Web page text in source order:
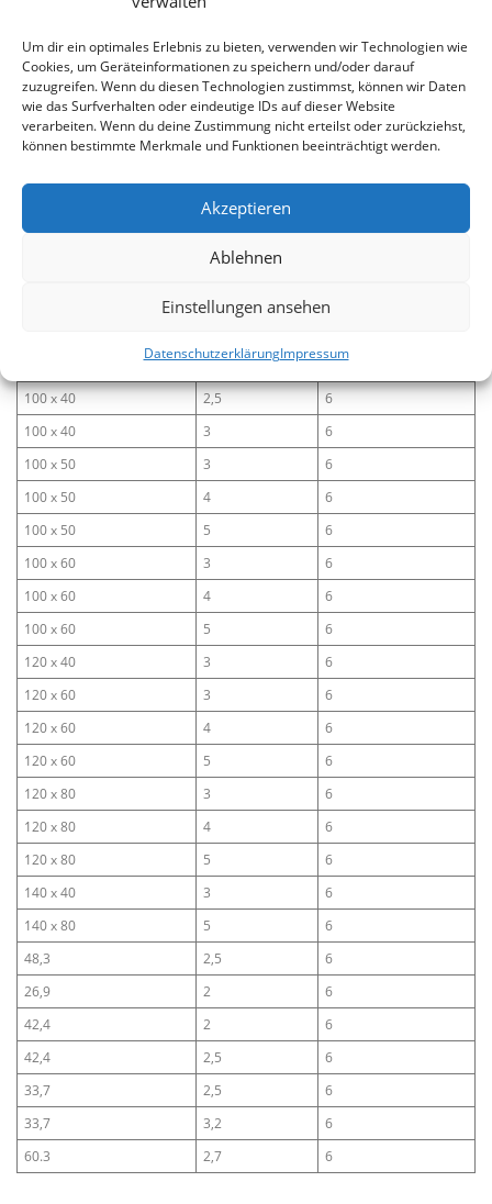
Um dir ein optimales Erlebnis zu bieten, verwenden wir Technologien wie
Cookies, um Geräteinformationen zu speichern und/oder darauf
zuzugreifen. Wenn du diesen Technologien zustimmst, können wir Daten
wie das Surfverhalten oder eindeutige IDs auf dieser Website
verarbeiten. Wenn du deine Zustimmung nicht erteilst oder zurückziehst,
können bestimmte Merkmale und Funktionen beeinträchtigt werden.
Akzeptieren
Ablehnen
Einstellungen ansehen
DatenschutzerklärungImpressum
70 x 50
3
6
80 x 20
2
6
80 x 40
2
6
4
80 x 40
5
6
2
3
2
6
100 x 40
2,5
6
100 x 40
3
6
100 x 50
3
6
100 x 50
4
6
100 x 50
5
6
100 x 60
3
6
100 x 60
4
6
100 x 60
5
6
120 x 40
3
6
120 x 60
3
6
120 x 60
4
6
120 x 60
5
6
120 x 80
3
6
120 x 80
4
6
120 x 80
5
6
140 x 40
3
6
140 x 80
5
6
48,3
2,5
6
26,9
2
6
42,4
2
6
42,4
2,5
6
33,7
2,5
6
33,7
3,2
6
60.3
2,7 6